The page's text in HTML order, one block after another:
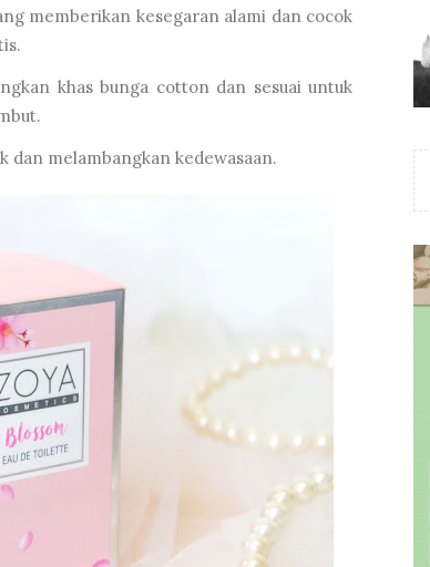
memberikan kesegaran alami dan cocok
khas bunga cotton dan sesuai untuk
dan melambangkan kedewasaan.